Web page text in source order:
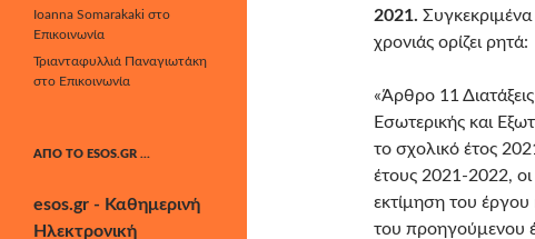
2021.
χρονιάς ορίζει ρητά:
«Άρθρο 11
Εσωτερικής και
το σχολικό έτος
έτους 2021-2022,
εκτίμηση του έργου
του προηγούμενου
Ioanna Somarakaki στο
Επικοινωνία
Τριανταφυλλιά Παναγιωτάκη
στο Επικοινωνία
ΑΠΌ ΤΟ ESOS.GR …
esos.gr - Καθημερινή
Ηλεκτρονική